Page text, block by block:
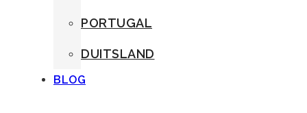
PORTUGAL
DUITSLAND
BLOG